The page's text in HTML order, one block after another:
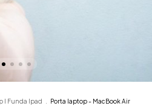
I Funda Ipad Porta laptop - MacBook Air